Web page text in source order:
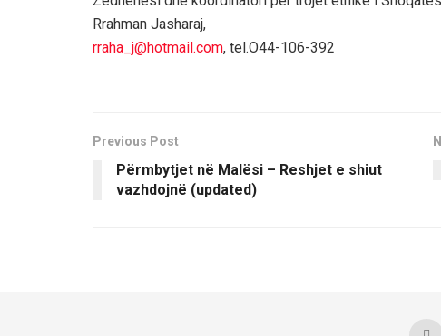
Rrahman Jasharaj,
rraha_j@hotmail.com, tel.O44-106-392
Previous Post
Përmbytjet në Malësi – Reshjet e shiut
vazhdojnë (updated)